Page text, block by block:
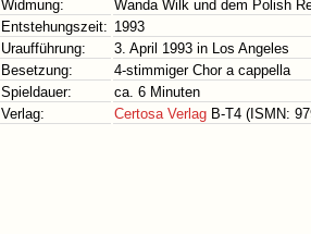
Widmung:
Wanda Wilk und dem Polish
Entstehungszeit: 1993
Uraufführung:
3. April 1993 in Los Angeles
Besetzung:
4-stimmiger Chor a cappella
Spieldauer:
ca. 6 Minuten
Verlag:
Certosa Verlag B-T4 (ISMN: